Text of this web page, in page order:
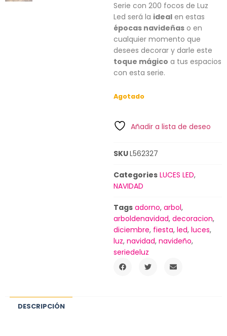
Serie con 200 focos de Luz
Led será la ideal en estas
épocas navideñas o en
cualquier momento que
desees decorar y darle este
toque mágico a tus espacios
con esta serie.
Agotado
Añadir a lista de deseo
SKUL562327
Categories LUCES LED,
NAVIDAD
Tags adorno, arbol,
arboldenavidad, decoracion,
diciembre, fiesta, led, luces,
luz, navidad, navideño,
seriedeluz
DESCRIPCIÓN